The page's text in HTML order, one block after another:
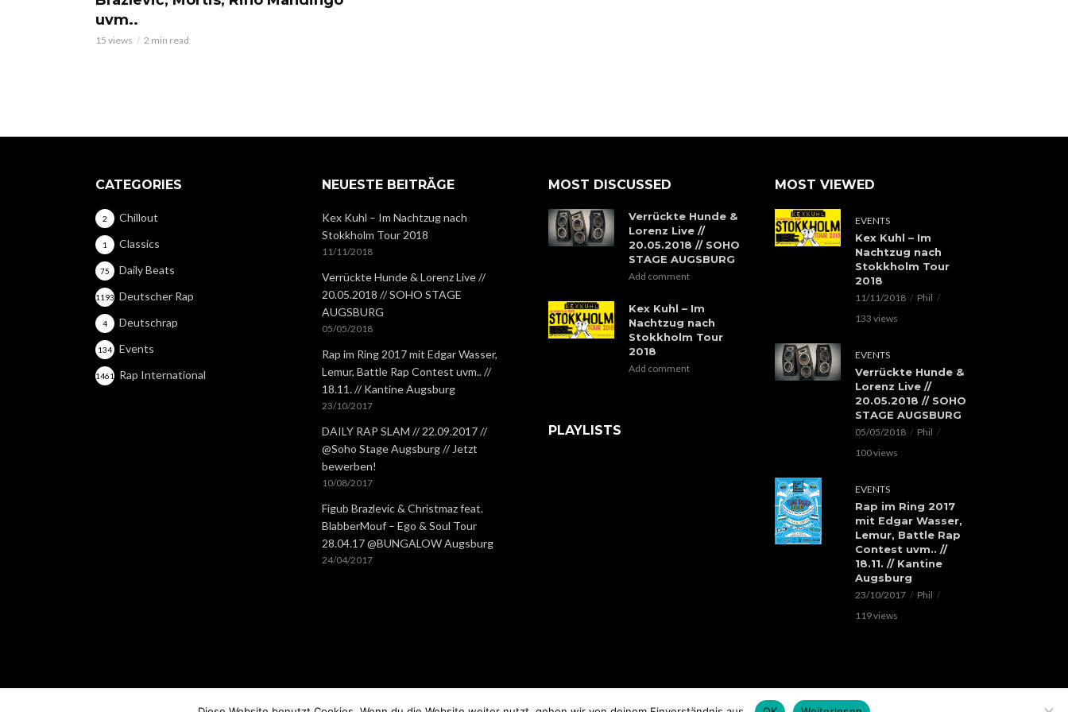
uvm..
15 views 2 min read
CATEGORIES
Chillout
2
Classics
1
Daily Beats
75
Deutscher Rap
1193
Deutschrap
4
Events
134
Rap International
1461
NEUESTE BEITRÄGE
Kex Kuhl – Im Nachtzug nach
Stokkholm Tour 2018
11/11/2018
Verrückte Hunde & Lorenz Live //
20.05.2018 // SOHO STAGE
AUGSBURG
05/05/2018
Rap im Ring 2017 mit Edgar Wasser,
Lemur, Battle Rap Contest uvm.. //
18.11. // Kantine Augsburg
23/10/2017
DAILY RAP SLAM // 22.09.2017 //
@Soho Stage Augsburg // Jetzt
bewerben!
10/08/2017
Figub Brazlevic & Christmaz feat.
BlabberMouf – Ego & Soul Tour
28.04.17 @BUNGALOW Augsburg
24/04/2017
MOST DISCUSSED
Verrückte Hunde &
Lorenz Live //
20.05.2018 // SOHO
STAGE AUGSBURG
Add comment
Kex Kuhl – Im
Nachtzug nach
Stokkholm Tour
2018
Add comment
PLAYLISTS
MOST VIEWED
EVENTS
Kex Kuhl – Im
Nachtzug nach
Stokkholm Tour
2018
11/11/2018
Phil
133 views
EVENTS
Verrückte Hunde &
Lorenz Live //
20.05.2018 // SOHO
STAGE AUGSBURG
05/05/2018
Phil
100 views
EVENTS
Rap im Ring 2017
mit Edgar Wasser,
Lemur, Battle Rap
Contest uvm.. //
18.11. // Kantine
Augsburg
23/10/2017
Phil
119 views
COPYRIGHT © 2026.